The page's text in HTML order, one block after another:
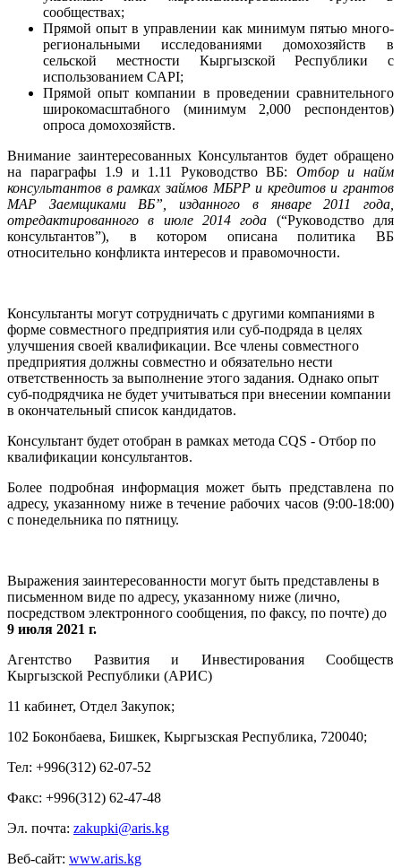
сообществах;
Прямой опыт в управлении как минимум пятью много-
региональными исследованиями домохозяйств в
сельской местности Кыргызской Республики с
использованием CAPI;
Прямой опыт компании в проведении сравнительного
широкомасштабного (минимум 2,000 респондентов)
опроса домохозяйств.
Внимание заинтересованных Консультантов будет обращено
на параграфы 1.9 и 1.11 Руководство ВБ: Отбор и найм
консультантов в рамках займов МБРР и кредитов и грантов
МАР Заемщиками ВБ”, изданного в январе 2011 года
отредактированного в июле 2014 года
(“Руководство для
консультантов”), в котором описана политика ВБ
относительно конфликта интересов и правомочности.
Консультанты могут сотрудничать с другими компаниями в
форме совместного предприятия или суб-подряда в целях
улучшения своей квалификации. Все члены совместного
предприятия должны совместно и обязательно нести
ответственность за выполнение этого задания. Однако опыт
суб-подрядчика не будет учитываться при внесении компании
в окончательный список кандидатов.
Консультант будет отобран в рамках метода CQS - Отбор по
квалификации консультантов.
Более подробная информация может быть представлена по
адресу, указанному ниже в течение рабочих часов (9:00-18:00)
с понедельника по пятницу.
Выражения заинтересованности могут быть представлены в
письменном виде по адресу, указанному ниже (лично,
посредством электронного сообщения, по факсу, по почте) до
9 июля 2021 г.
Агентство Развития и Инвестирования Сообществ
Кыргызской Республики (АРИС)
11 кабинет, Отдел Закупок;
102 Боконбаева, Бишкек, Кыргызская Республика, 720040;
Тел: +996(312) 62-07-52
Факс: +996(312) 62-47-48
Эл. почта: zakupki@aris.kg
Веб-сайт: www.aris.kg